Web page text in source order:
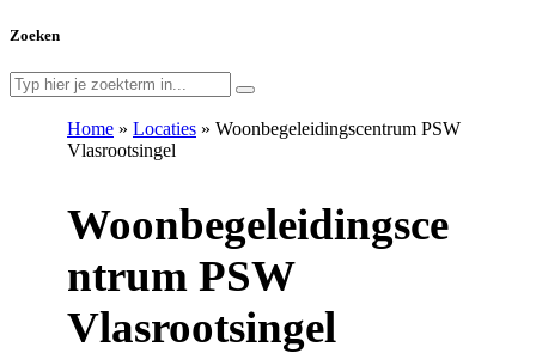
Zoeken
Home » Locaties » Woonbegeleidingscentrum PSW
Vlasrootsingel
Woonbegeleidingsce
ntrum PSW
Vlasrootsingel